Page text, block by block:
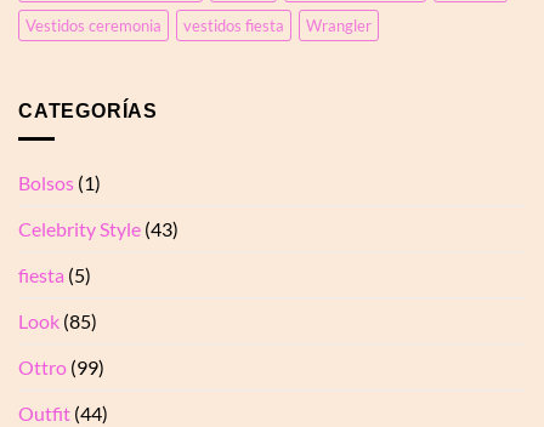
Vestidos ceremonia
vestidos fiesta Wrangler
CATEGORÍAS
Bolsos (1)
Celebrity Style (43)
fiesta (5)
Look (85)
Ottro (99)
Outfit (44)